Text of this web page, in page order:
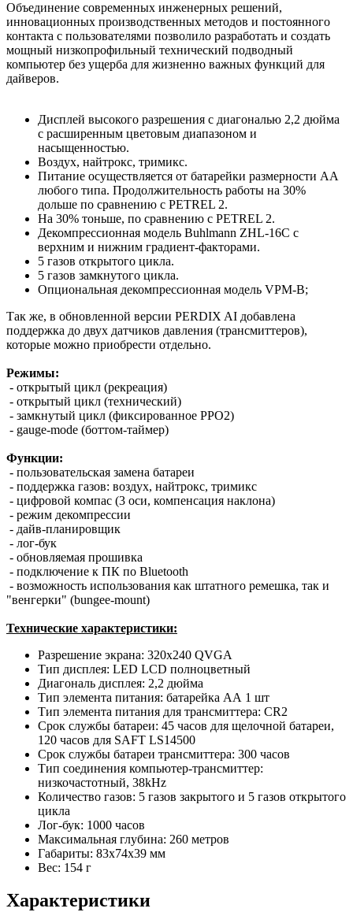
Объединение современных инженерных решений,
инновационных производственных методов и постоянного
контакта с пользователями позволило разработать и создать
мощный низкопрофильный технический подводный
компьютер без ущерба для жизненно важных функций для
дайверов.
Дисплей высокого разрешения с диагональю 2,2 дюйма
с расширенным цветовым диапазоном и
насыщенностью.
Воздух, найтрокс, тримикс.
Питание осуществляется от батарейки размерности AA
любого типа. Продолжительность работы на 30%
дольше по сравнению с PETREL 2.
На 30% тоньше, по сравнению с PETREL 2.
Декомпрессионная модель Buhlmann ZHL-16C c
верхним и нижним градиент-факторами.
5 газов открытого цикла.
5 газов замкнутого цикла.
Опциональная декомпрессионная модель VPM-B;
Так же, в обновленной версии PERDIX AI добавлена
поддержка до двух датчиков давления (трансмиттеров),
которые можно приобрести отдельно.
Режимы:
- открытый цикл (рекреация)
- открытый цикл (технический)
- замкнутый цикл (фиксированное PPO2)
- gauge-mode (боттом-таймер)
Функции:
- пользовательская замена батареи
- поддержка газов: воздух, найтрокс, тримикс
- цифровой компас (3 оси, компенсация наклона)
- режим декомпрессии
- дайв-планировщик
- лог-бук
- обновляемая прошивка
- подключение к ПК по Bluetooth
- возможность использования как штатного ремешка, так и
"венгерки" (bungee-mount)
Технические характеристики:
Разрешение экрана: 320х240 QVGA
Тип дисплея: LED LCD полноцветный
Диагональ дисплея: 2,2 дюйма
Тип элемента питания: батарейка АА 1 шт
Тип элемента питания для трансмиттера: CR2
Срок службы батареи: 45 часов для щелочной батареи,
120 часов для SAFT LS14500
Срок службы батареи трансмиттера: 300 часов
Тип соединения компьютер-трансмиттер:
низкочастотный, 38kHz
Количество газов: 5 газов закрытого и 5 газов открытого
цикла
Лог-бук: 1000 часов
Максимальная глубина: 260 метров
Габариты: 83х74х39 мм
Вес: 154 г
Характеристики